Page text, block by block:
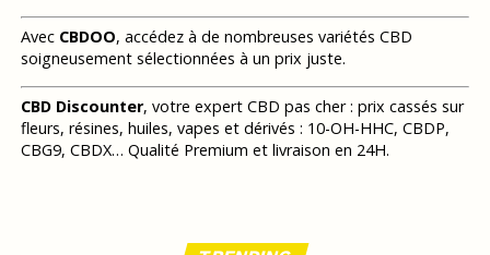
Avec CBDOO, accédez à de nombreuses variétés CBD
soigneusement sélectionnées à un prix juste.
CBD Discounter, votre expert CBD pas cher : prix cassés sur
fleurs, résines, huiles, vapes et dérivés : 10-OH-HHC, CBDP,
CBG9, CBDX… Qualité Premium et livraison en 24H.